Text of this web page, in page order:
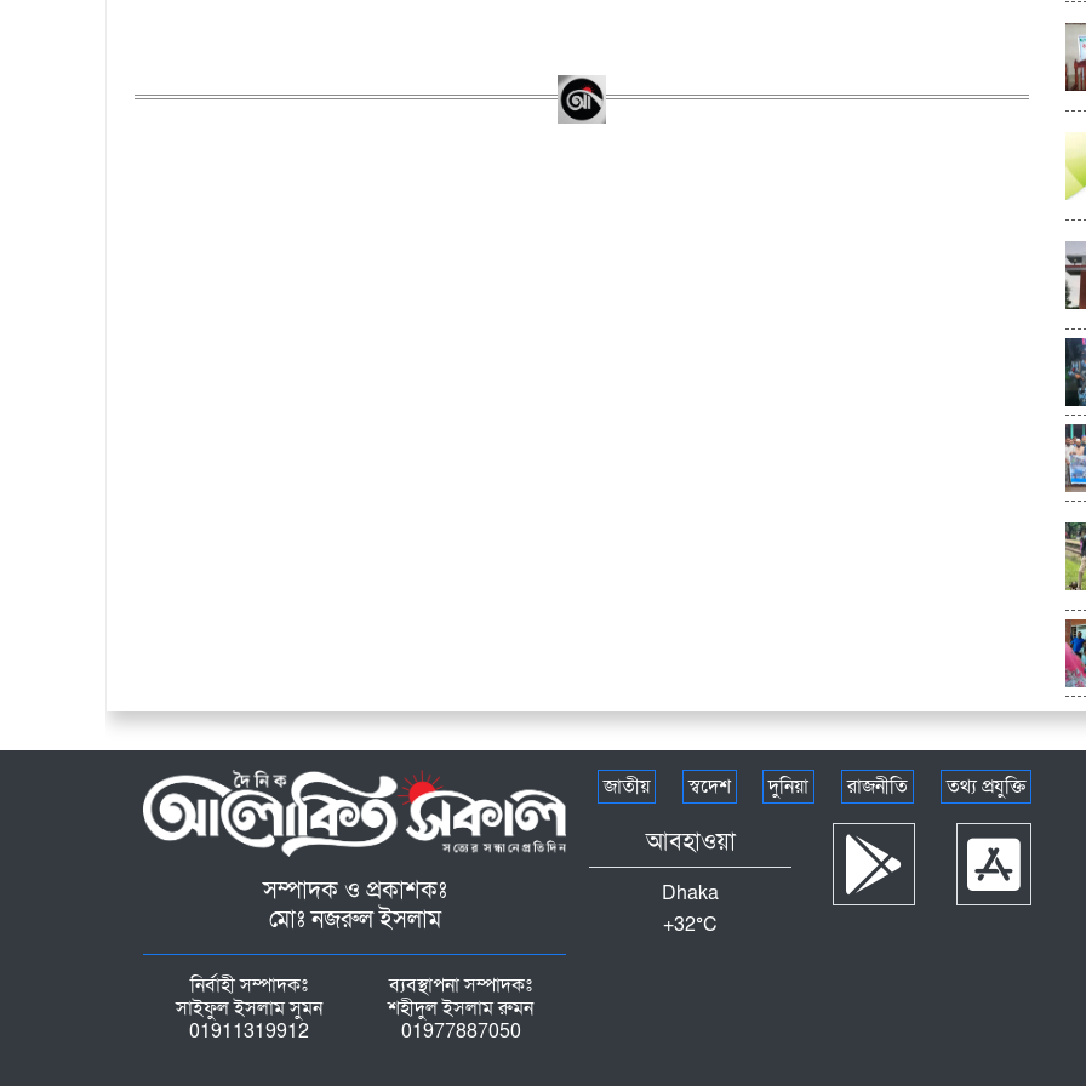
সম্পাদক ও প্রকাশকঃ
মোঃ নজরুল ইসলাম
নির্বাহী সম্পাদকঃ
সাইফুল ইসলাম সুমন
01911319912
ব্যবস্থাপনা সম্পাদকঃ
শহীদুল ইসলাম রুমন
01977887050
জাতীয় স্বদেশ দুনিয়া রাজনীতি তথ্য প্রযুক্তি
আবহাওয়া
Dhaka
+32°C